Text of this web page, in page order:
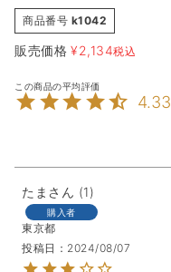
商品番号 k1042
販売価格 ¥2,134税込
4.33
たま 1
購入者
東京都
投稿日
2024/08/07